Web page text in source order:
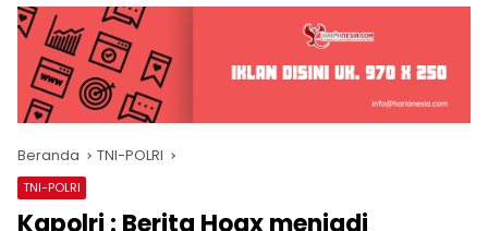
Beranda TNI-POLRI
TNI-POLRI
Kapolri : Berita Hoax menjadi